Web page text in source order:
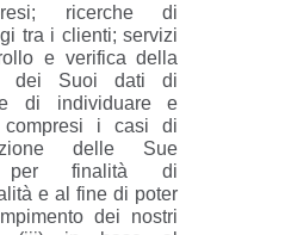
ricerche di
tra i clienti; servizi
e verifica della
dei Suoi dati di
di individuare e
compresi i casi di
delle Sue
per finalità di
e al fine di poter
dei nostri